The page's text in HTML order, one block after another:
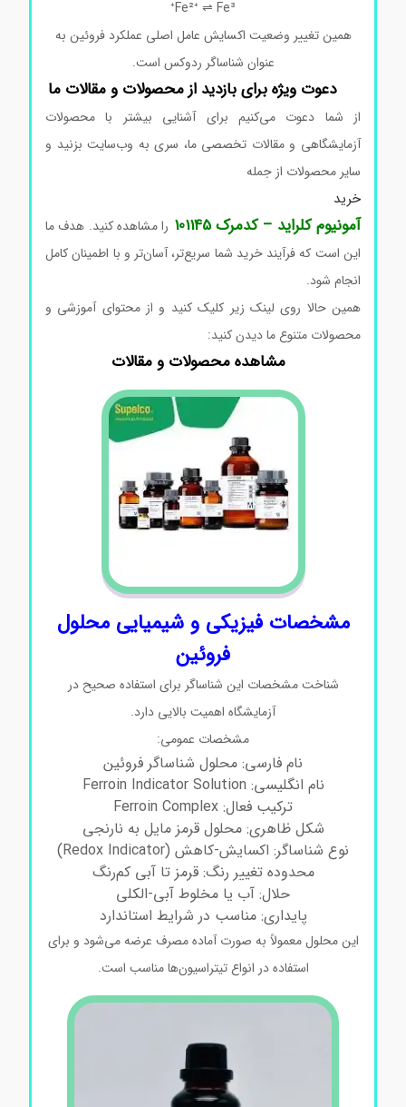
Fe²⁺ ⇌ Fe³⁺
همین تغییر وضعیت اکسایش عامل اصلی عملکرد فروئین به
عنوان شناساگر ردوکس است.
دعوت ویژه برای بازدید از محصولات و مقالات ما
از شما دعوت می‌کنیم برای آشنایی بیشتر با محصولات
آزمایشگاهی و مقالات تخصصی ما، سری به وب‌سایت بزنید و
سایر محصولات از جمله
خرید
آمونیوم کلراید – کدمرک 101145
را مشاهده کنید. هدف ما
این است که فرآیند خرید شما سریع‌تر، آسان‌تر و با اطمینان کامل
انجام شود.
همین حالا روی لینک زیر کلیک کنید و از محتوای آموزشی و
محصولات متنوع ما دیدن کنید:
مشاهده محصولات و مقالات
مشخصات فیزیکی و شیمیایی محلول
فروئین
شناخت مشخصات این شناساگر برای استفاده صحیح در
آزمایشگاه اهمیت بالایی دارد.
مشخصات عمومی:
نام فارسی: محلول شناساگر فروئین
نام انگلیسی: Ferroin Indicator Solution
ترکیب فعال: Ferroin Complex
شکل ظاهری: محلول قرمز مایل به نارنجی
نوع شناساگر: اکسایش-کاهش (Redox Indicator)
محدوده تغییر رنگ: قرمز تا آبی کم‌رنگ
حلال: آب یا مخلوط آبی-الکلی
پایداری: مناسب در شرایط استاندارد
این محلول معمولاً به صورت آماده مصرف عرضه می‌شود و برای
استفاده در انواع تیتراسیون‌ها مناسب است.